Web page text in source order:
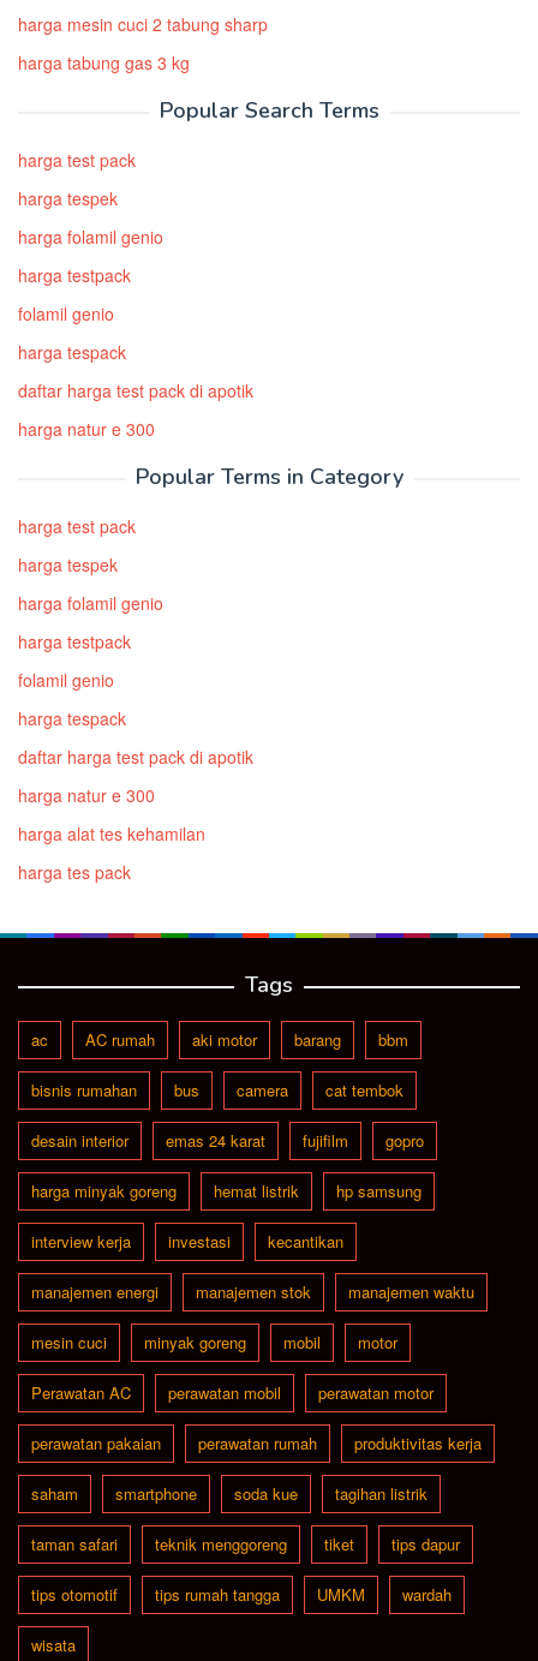
harga mesin cuci 2 tabung sharp
harga tabung gas 3 kg
Popular Search Terms
harga test pack
harga tespek
harga folamil genio
harga testpack
folamil genio
harga tespack
daftar harga test pack di apotik
harga natur e 300
Popular Terms in Category
harga test pack
harga tespek
harga folamil genio
harga testpack
folamil genio
harga tespack
daftar harga test pack di apotik
harga natur e 300
harga alat tes kehamilan
harga tes pack
Tags
ac AC rumah aki motor barang bbm
bisnis rumahan bus camera cat tembok
desain interior emas 24 karat fujifilm gopro
harga minyak goreng hemat listrik hp samsung
interview kerja investasi kecantikan
manajemen energi manajemen stok manajemen waktu
mesin cuci minyak goreng mobil motor
Perawatan AC perawatan mobil perawatan motor
perawatan pakaian perawatan rumah produktivitas kerja
saham smartphone soda kue tagihan listrik
taman safari teknik menggoreng tiket tips dapur
tips otomotif tips rumah tangga UMKM wardah
wisata